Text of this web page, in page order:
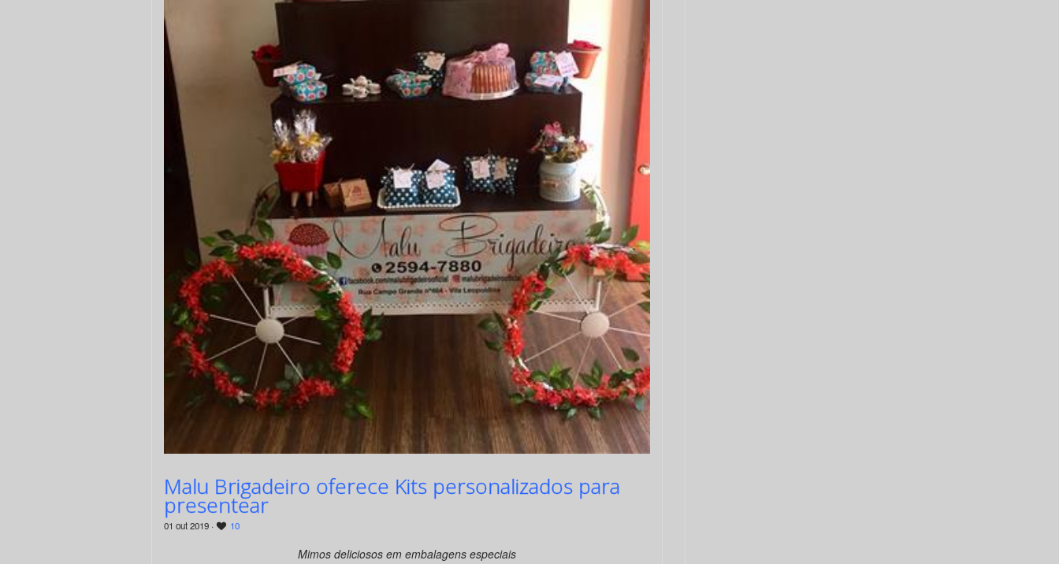
Malu Brigadeiro oferece Kits personalizados para
presentear
01 out 2019 · 10
Mimos deliciosos em embalagens especiais